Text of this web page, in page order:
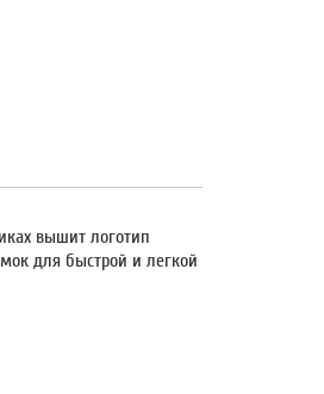
вышит логотип
для быстрой и легкой